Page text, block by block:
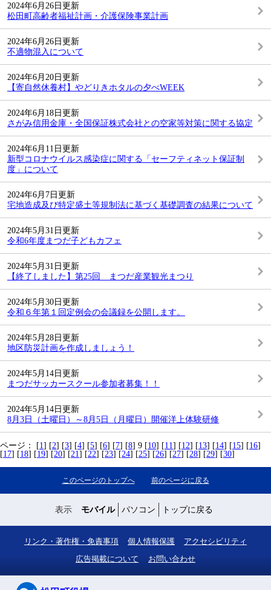
2024年6月26日更新
松田町高齢者福祉計画・介護保険事業計画
2024年6月26日更新
不適物混入について
2024年6月20日更新
【寄自然休養村】やどりきホタルの夕べWEEK
2024年6月18日更新
さがみ信用金庫・全国保証株式会社との空家等対策に関する協定
2024年6月11日更新
新型コロナウイルス感染症に関する「セーフティネット保証制
度」について
2024年6月7日更新
宅地造成及び特定盛土等規制法に基づく基礎調査の結果について
2024年5月31日更新
令和6年度まつだ子どもカフェ
2024年5月31日更新
【終了しました】第25回 まつだ産業観光まつり
2024年5月30日更新
令和６年第１回定例会の会議録を公開します。
2024年5月28日更新
地区防災計画を作成しましょう！
2024年5月14日更新
まつだサッカースクール参加者募集！！
2024年5月14日更新
8月3日（土曜日）～8月5日（月曜日）開催洋上体験研修
ページ： [1] [2] [3] [4] [5] [6] [7] [8] 9 [10] [11] [12] [13] [14] [15] [16]
[17] [18] [19] [20] [21] [22] [23] [24] [25] [26] [27] [28] [29] [30]
このページのトップへ 前のページに戻る
表示 モバイル パソコン トップに戻る
リンク・著作権・免責事項 個人情報保護
アクセシビリティ
広告掲載について
お問い合わせ